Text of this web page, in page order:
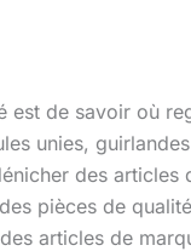
de savoir où
unies,
des articles
pièces de
articles de